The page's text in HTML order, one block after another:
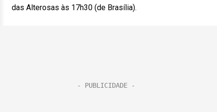
das Alterosas às 17h30 (de Brasília).